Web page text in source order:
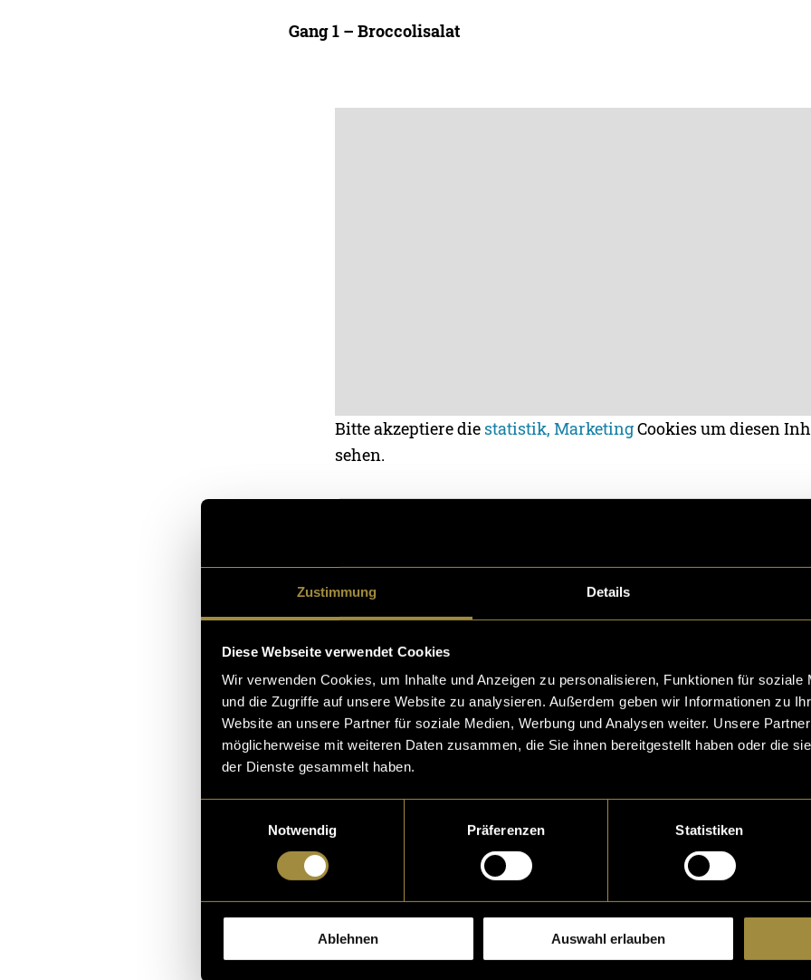
Zustimmung Details
Diese Webseite verwendet Cookies
Wir verwenden Cookies, um Inhalte und Anzeigen zu personalisieren, Funktionen für soziale
und die Zugriffe auf unsere Website zu analysieren. Außerdem geben wir Informationen zu
Website an unsere Partner für soziale Medien, Werbung und Analysen weiter. Unsere
möglicherweise mit weiteren Daten zusammen, die Sie ihnen bereitgestellt haben oder die
der Dienste gesammelt haben.
Notwendig
Präferenzen Statistiken
Ablehnen Auswahl erlauben
Gang 1 – Broccolisalat
Bitte akzeptiere die statistik, MarketingCookies um diesen
sehen.
Bitte akzeptiere die statistik, MarketingCookies um diesen